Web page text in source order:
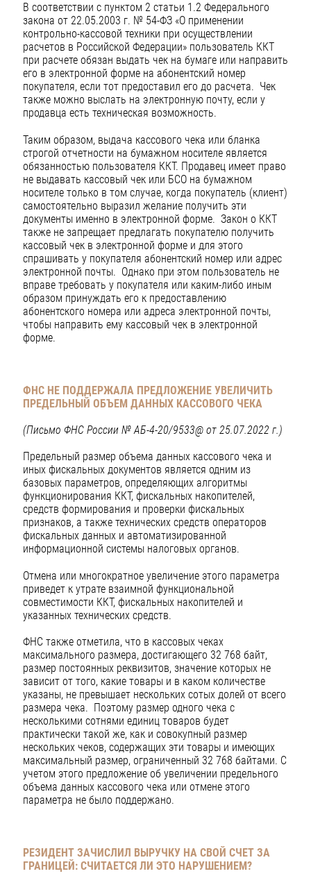
В соответствии с пунктом 2 статьи 1.2 Федерального
закона от 22.05.2003 г. № 54-ФЗ «О применении
контрольно-кассовой техники при осуществлении
расчетов в Российской Федерации» пользователь ККТ
при расчете обязан выдать чек на бумаге или направить
его в электронной форме на абонентский номер
покупателя, если тот предоставил его до расчета. Чек
также можно выслать на электронную почту, если у
продавца есть техническая возможность.
Таким образом, выдача кассового чека или бланка
строгой отчетности на бумажном носителе является
обязанностью пользователя ККТ. Продавец имеет право
не выдавать кассовый чек или БСО на бумажном
носителе только в том случае, когда покупатель (клиент)
самостоятельно выразил желание получить эти
документы именно в электронной форме. Закон о ККТ
также не запрещает предлагать покупателю получить
кассовый чек в электронной форме и для этого
спрашивать у покупателя абонентский номер или адрес
электронной почты. Однако при этом пользователь не
вправе требовать у покупателя или каким-либо иным
образом принуждать его к предоставлению
абонентского номера или адреса электронной почты,
чтобы направить ему кассовый чек в электронной
форме.
ФНС НЕ ПОДДЕРЖАЛА ПРЕДЛОЖЕНИЕ УВЕЛИЧИТЬ
ПРЕДЕЛЬНЫЙ ОБЪЕМ ДАННЫХ КАССОВОГО ЧЕКА
(Письмо ФНС России № АБ-4-20/9533@ от 25.07.2022 г.)
Предельный размер объема данных кассового чека и
иных фискальных документов является одним из
базовых параметров, определяющих алгоритмы
функционирования ККТ, фискальных накопителей,
средств формирования и проверки фискальных
признаков, а также технических средств операторов
фискальных данных и автоматизированной
информационной системы налоговых органов.
Отмена или многократное увеличение этого параметра
приведет к утрате взаимной функциональной
совместимости ККТ, фискальных накопителей и
указанных технических средств.
ФНС также отметила, что в кассовых чеках
максимального размера, достигающего 32 768 байт,
размер постоянных реквизитов, значение которых не
зависит от того, какие товары и в каком количестве
указаны, не превышает нескольких сотых долей от всего
размера чека. Поэтому размер одного чека с
несколькими сотнями единиц товаров будет
практически такой же, как и совокупный размер
нескольких чеков, содержащих эти товары и имеющих
максимальный размер, ограниченный 32 768 байтами. С
учетом этого предложение об увеличении предельного
объема данных кассового чека или отмене этого
параметра не было поддержано.
РЕЗИДЕНТ ЗАЧИСЛИЛ ВЫРУЧКУ НА СВОЙ СЧЕТ ЗА
ГРАНИЦЕЙ: СЧИТАЕТСЯ ЛИ ЭТО НАРУШЕНИЕМ?